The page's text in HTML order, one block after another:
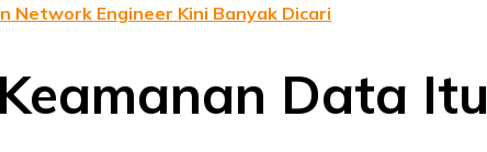
Network Engineer Kini Banyak Dicari
Data Itu